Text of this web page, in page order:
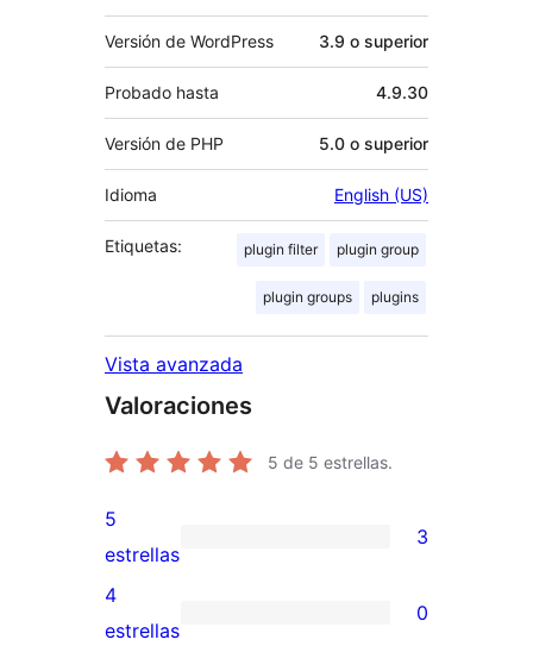
Versión de WordPress 3.9 o superior
Probado hasta 4.9.30
Versión de PHP 5.0 o superior
Idioma English (US)
Etiquetas: plugin filter plugin group
plugin groups plugins
Vista avanzada
Valoraciones
5 de 5 estrellas.
3
valoraciones
de
5
estrellas
3
0
4
estrellas
0